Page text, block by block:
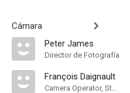
Cámara
Peter James
Director de Fotografía
François Daignault
Camera Operator, Steadicam Operator